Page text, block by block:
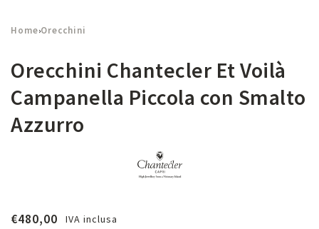
Home›Orecchini
Orecchini Chantecler Et Voilà
Campanella Piccola con Smalto
Azzurro
€480,00 IVA inclusa